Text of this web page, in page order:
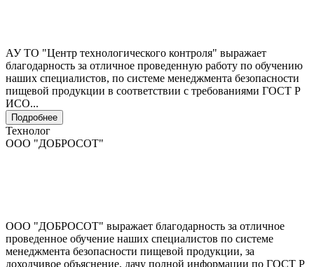
АУ ТО "Центр технологического контроля" выражает
благодарность за отличное проведенную работу по обучению
наших специалистов, по системе менеджмента безопасности
пищевой продукции в соответствии с требованиями ГОСТ Р
ИСО...
Подробнее
Технолог
ООО "ДОБРОСОТ"
ООО "ДОБРОСОТ" выражает благодарность за отличное
проведенное обучение наших специалистов по системе
менеджмента безопасности пищевой продукции, за
доходчивое объяснение, дачу полной информации по ГОСТ Р